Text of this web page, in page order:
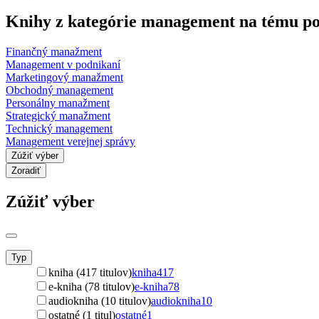
Knihy z kategórie management na tému
Finančný manažment
Management v podnikaní
Marketingový manažment
Obchodný management
Personálny manažment
Strategický manažment
Technický management
Management verejnej správy
Zúžiť výber
Zoradiť
Zúžiť výber
Typ
kniha (417 titulov)kniha417
e-kniha (78 titulov)e-kniha78
audiokniha (10 titulov)audiokniha10
ostatné (1 titul)ostatné1